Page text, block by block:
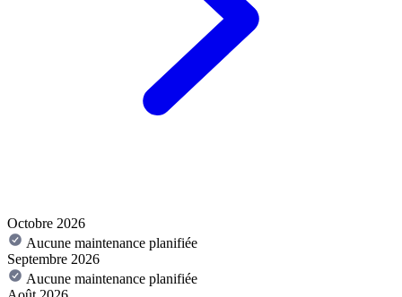
Octobre 2026
Aucune maintenance planifiée
Septembre 2026
Aucune maintenance planifiée